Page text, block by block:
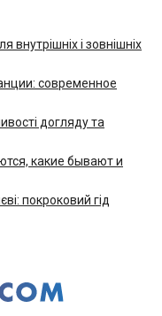
внутрішніх і зовнішніх
современное
догляду та
какие бывают и
покроковий гід